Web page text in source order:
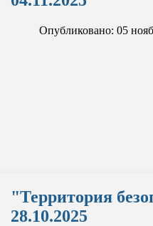
Опубликовано: 05
"Территория
28.10.2025